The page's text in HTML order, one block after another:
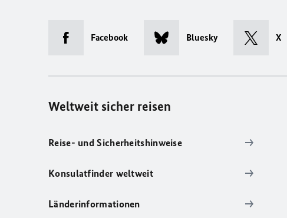
Facebook Bluesky X
Weltweit sicher reisen
Reise- und Sicherheitshinweise
Konsulatfinder weltweit
Länderinformationen